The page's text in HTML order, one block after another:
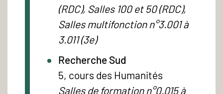
(RDC), Salles 100 et 50 (RDC),
Salles multifonction n°3.001 à
3.011 (3e)
Recherche Sud
5, cours des Humanités
Salles de formation n°0.015 à